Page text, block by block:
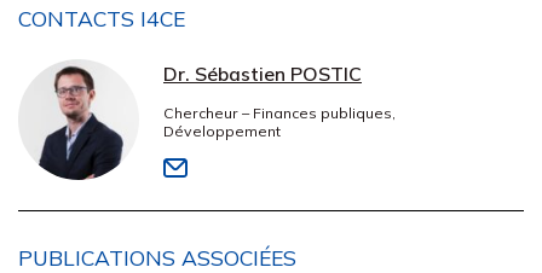
CONTACTS I4CE
Dr. Sébastien POSTIC
Chercheur – Finances publiques,
Développement
PUBLICATIONS ASSOCIÉES